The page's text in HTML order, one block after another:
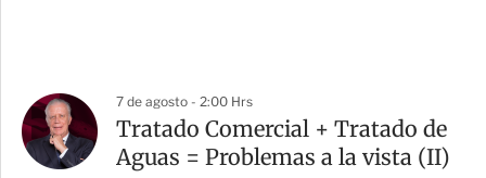
7 de agosto - 2:00 Hrs
Tratado Comercial + Tratado de
Aguas = Problemas a la vista (II)